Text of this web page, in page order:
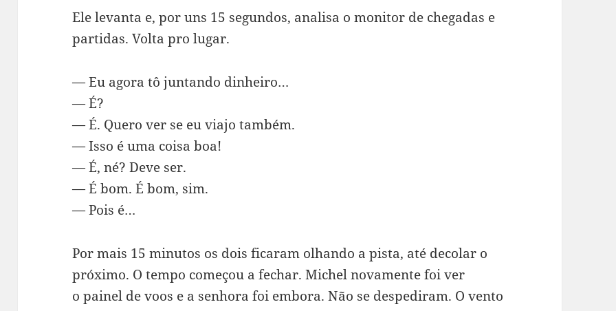
Ele levanta e, por uns 15 segundos, analisa o monitor de chegadas e
partidas. Volta pro lugar.
— Eu agora tô juntando dinheiro…
— É?
— É. Quero ver se eu viajo também.
— Isso é uma coisa boa!
— É, né? Deve ser.
— É bom. É bom, sim.
— Pois é…
Por mais 15 minutos os dois ficaram olhando a pista, até decolar o
próximo. O tempo começou a fechar. Michel novamente foi ver
o painel de voos e a senhora foi embora. Não se despediram. O vento